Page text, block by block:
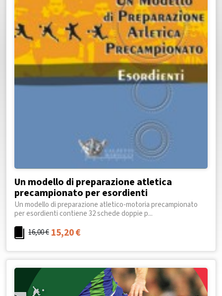
Un modello di preparazione atletica
precampionato per esordienti
Un modello di preparazione atletico-motoria precampionato
per esordienti contiene 32 schede doppie p...
16,00€ 15,20€